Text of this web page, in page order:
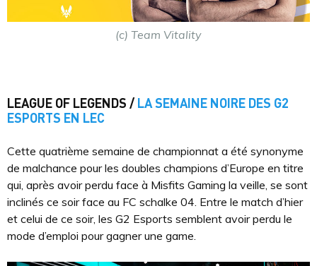
(c) Team Vitality
LEAGUE OF LEGENDS / LA SEMAINE NOIRE DES G2
ESPORTS EN LEC
Cette quatrième semaine de championnat a été synonyme
de malchance pour les doubles champions d’Europe en titre
qui, après avoir perdu face à Misfits Gaming la veille, se sont
inclinés ce soir face au FC schalke 04. Entre le match d’hier
et celui de ce soir, les G2 Esports semblent avoir perdu le
mode d’emploi pour gagner une game.